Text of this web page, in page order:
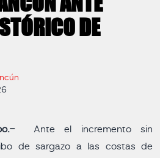
DE
Ante el incremento sin
de sargazo a las costas de